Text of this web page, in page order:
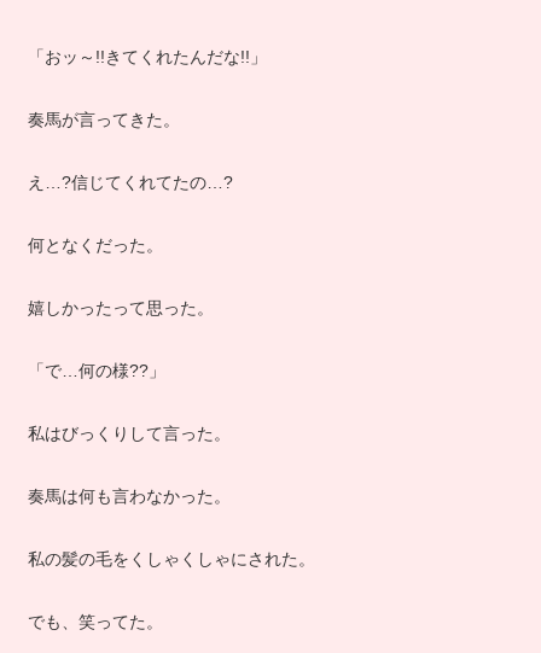
「おッ～!!きてくれたんだな!!」
奏馬が言ってきた。
え…?信じてくれてたの…?
何となくだった。
嬉しかったって思った。
「で…何の様??」
私はびっくりして言った。
奏馬は何も言わなかった。
私の髪の毛をくしゃくしゃにされた。
でも、笑ってた。